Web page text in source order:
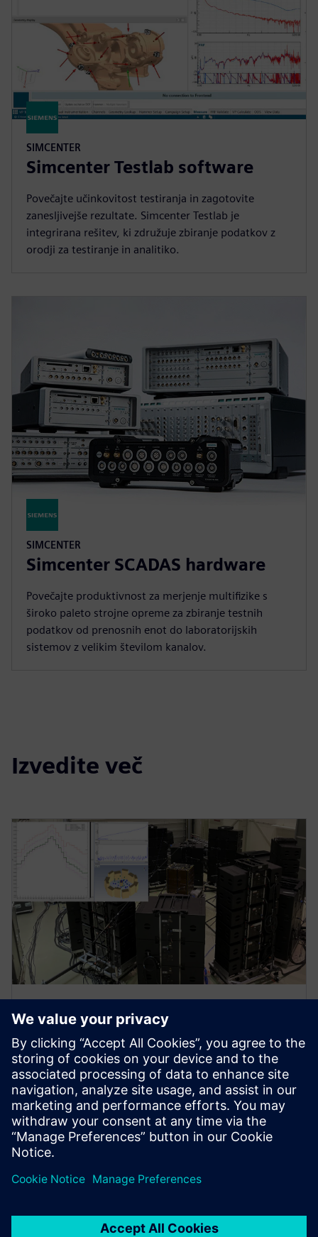
SIMCENTER
Simcenter Testlab software
Povečajte učinkovitost testiranja in zagotovite
zanesljivejše rezultate. Simcenter Testlab je
integrirana rešitev, ki združuje zbiranje podatkov z
orodji za testiranje in analitiko.
SIMCENTER
Simcenter SCADAS hardware
Povečajte produktivnost za merjenje multifizike s
široko paleto strojne opreme za zbiranje testnih
podatkov od prenosnih enot do laboratorijskih
sistemov z velikim številom kanalov.
Izvedite več
Spacecraft acoustic testing
Perform safe and effective spacecraft acoustic testing
using reverberation or DFAN approaches. Learn
more.